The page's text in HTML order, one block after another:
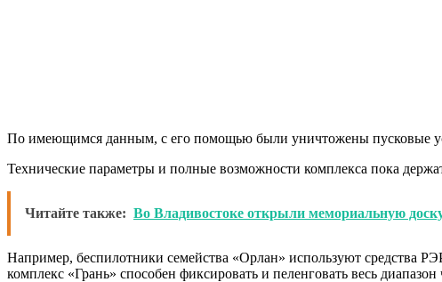
По имеющимся данным, с его помощью были уничтожены пусковые
Технические параметры и полные возможности комплекса пока
Читайте также: Во Владивостоке открыли мемориальную
Например, беспилотники семейства «Орлан» используют средства
комплекс «Грань» способен фиксировать и пеленговать весь